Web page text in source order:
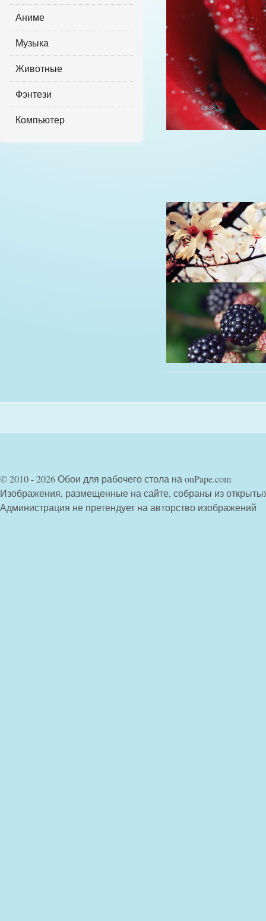
Аниме
Музыка
Животные
Фэнтези
Компьютер
© 2010 - 2026 Обои для рабочего стола на onPape.com
Изображения, размещенные на сайте, собраны из
Администрация не претендует на авторство изображений